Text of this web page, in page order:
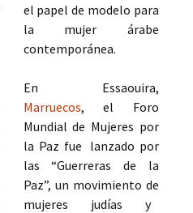
el papel de modelo para
la mujer árabe
contemporánea.
En Essaouira,
Marruecos, el Foro
Mundial de Mujeres por
la Paz fue lanzado por
las “Guerreras de la
Paz”, un movimiento de
mujeres judías y